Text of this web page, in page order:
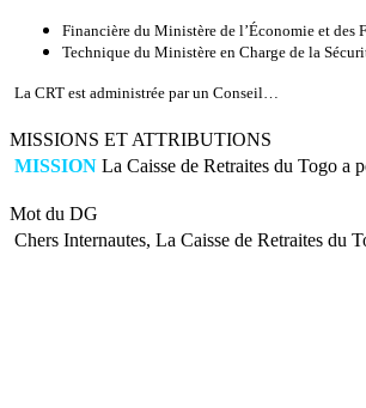
Financière du Ministère de l’Économie et des
Technique du Ministère en Charge de la
La CRT est administrée par un Conseil…
MISSIONS ET ATTRIBUTIONS
MISSION La Caisse de Retraites du Togo a
Mot du DG
Chers Internautes, La Caisse de Retraites du